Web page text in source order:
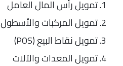
تمويل رأس المال العامل
تمويل المركبات والأسطول
تمويل نقاط البيع (POS)
تمويل المعدات والآلات